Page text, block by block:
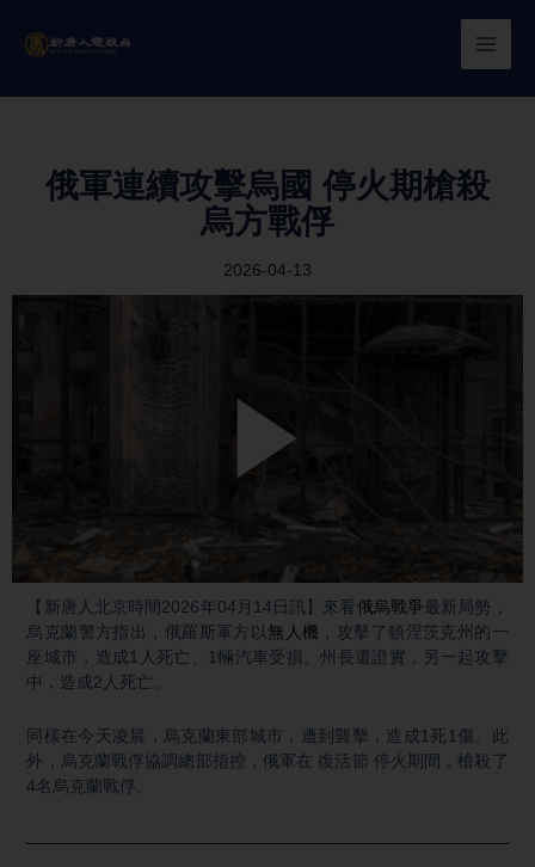
俄軍連續攻擊烏國 停火期槍殺
烏方戰俘
2026-04-13
【新唐人北京時間2026年04月14日訊】來看俄烏戰爭最新局勢，
烏克蘭警方指出，俄羅斯軍方以無人機 ，攻擊了頓涅茨克州的一
座城市，造成1人死亡、1輛汽車受損。州長還證實，另一起攻擊
中，造成2人死亡。
同樣在今天凌晨，烏克蘭東部城市，遭到襲擊，造成1死1傷。此
外，烏克蘭戰俘協調總部指控，俄軍在 復活節 停火期間，槍殺了
4名烏克蘭戰俘。